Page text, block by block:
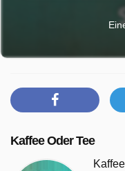
Kaffee Oder Tee